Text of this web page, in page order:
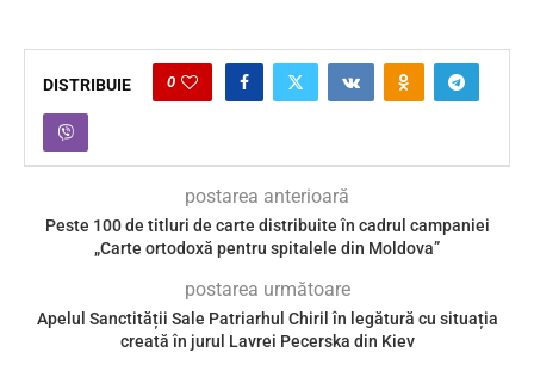
DISTRIBUIE 0
postarea anterioară
Peste 100 de titluri de carte distribuite în cadrul campaniei
„Carte ortodoxă pentru spitalele din Moldova”
postarea următoare
Apelul Sanctității Sale Patriarhul Chiril în legătură cu situația
creată în jurul Lavrei Pecerska din Kiev